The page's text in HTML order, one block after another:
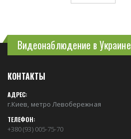
Видеонаблюдение в Украине
КОНТАКТЫ
АДРЕС:
г.Киев, метро Левобережная
ТЕЛЕФОН:
+380 (93) 005-75-70